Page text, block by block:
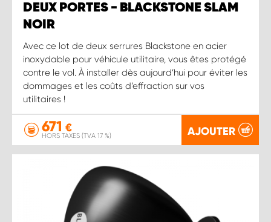
DEUX PORTES - BLACKSTONE SLAM
NOIR
Avec ce lot de deux serrures Blackstone en acier
inoxydable pour véhicule utilitaire, vous êtes protégé
contre le vol. À installer dès aujourd’hui pour éviter les
dommages et les coûts d’effraction sur vos
utilitaires !
671 €
HORS TAXES (TVA 17 %) AJOUTER